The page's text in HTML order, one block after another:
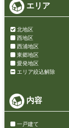
エリア
北地区
西地区
西浦地区
東郷地区
愛発地区
エリア絞込解除
内容
一戸建て